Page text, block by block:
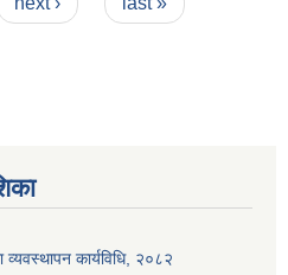
व्यवस्थापन कार्यविधि, २०८२